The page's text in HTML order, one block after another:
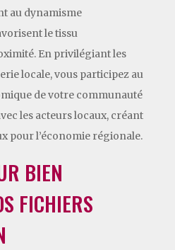
au dynamisme
le tissu
En privilégiant les
locale, vous participez au
de votre communauté
les acteurs locaux, créant
pour l’économie régionale.
BIEN
FICHIERS